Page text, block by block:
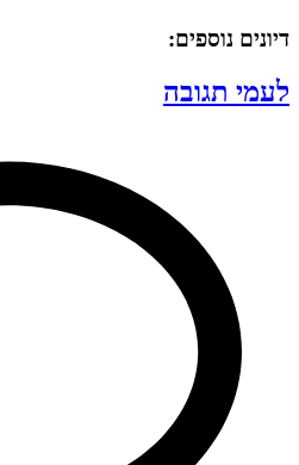
דיונים נוספים:
לעמי תגובה